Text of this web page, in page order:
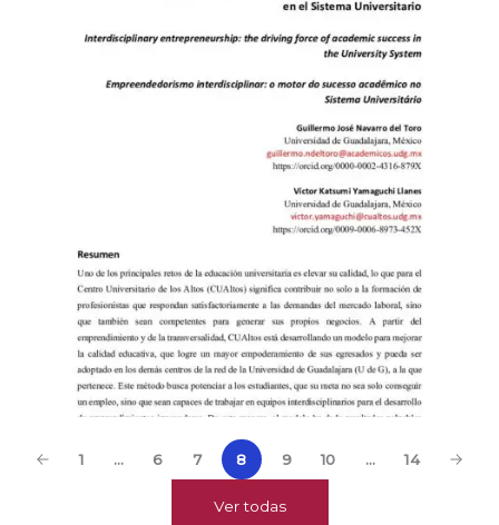
1 … 6 7 8 9 10 … 14
Ver todas